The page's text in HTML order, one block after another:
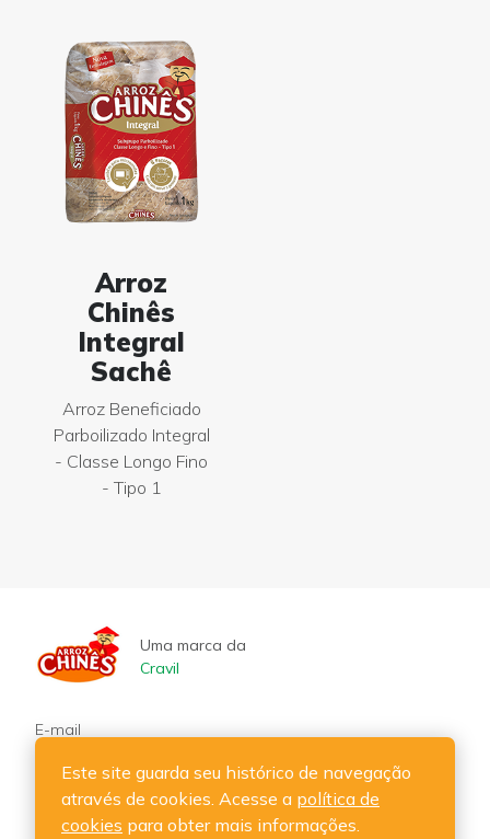
Arroz
Chinês
Integral
Sachê
Arroz Beneficiado
Parboilizado Integral
- Classe Longo Fino
- Tipo 1
Uma marca da
Cravil
E-mail
Telefone
47 3531-3000
Este site guarda seu histórico de navegação
através de cookies. Acesse a política de
cookies para obter mais informações.